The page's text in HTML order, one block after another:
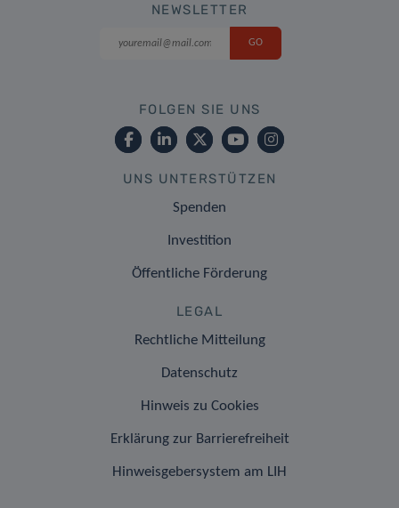
NEWSLETTER
FOLGEN SIE UNS
UNS UNTERSTÜTZEN
Spenden
Investition
Öffentliche Förderung
LEGAL
Rechtliche Mitteilung
Datenschutz
Hinweis zu Cookies
Erklärung zur Barrierefreiheit
Hinweisgebersystem am LIH